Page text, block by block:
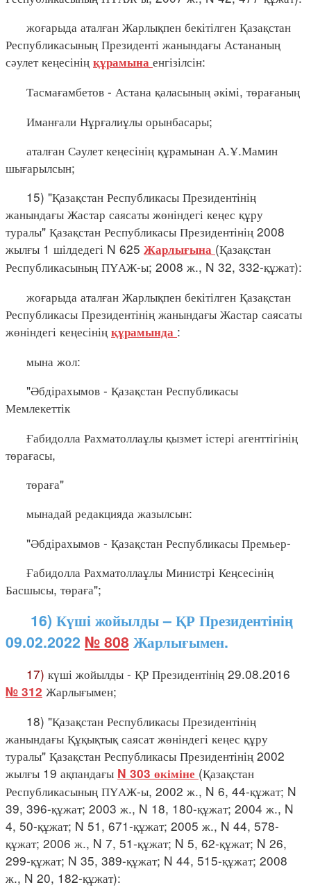
жоғарыда аталған Жарлықпен бекітілген Қазақстан
Республикасының Президенті жанындағы Астананың
сәулет кеңесінің құрамына енгізілсін:
Тасмағамбетов - Астана қаласының әкімі, төрағаның
Иманғали Нұрғалиұлы орынбасары;
аталған Сәулет кеңесінің құрамынан А.Ұ.Мамин
шығарылсын;
15) "Қазақстан Республикасы Президентінің
жанындағы Жастар саясаты жөніндегі кеңес құру
туралы" Қазақстан Республикасы Президентінің 2008
жылғы 1 шілдедегі N 625 Жарлығына (Қазақстан
Республикасының ПҮАЖ-ы; 2008 ж., N 32, 332-құжат):
жоғарыда аталған Жарлықпен бекітілген Қазақстан
Республикасы Президентінің жанындағы Жастар саясаты
жөніндегі кеңесінің құрамында :
мына жол:
"Әбдірахымов - Қазақстан Республикасы
Мемлекеттік
Ғабидолла Рахматоллаұлы қызмет істері агенттігінің
төрағасы,
төраға"
мынадай редакцияда жазылсын:
"Әбдірахымов - Қазақстан Республикасы Премьер-
Ғабидолла Рахматоллаұлы Министрі Кеңсесінің
Басшысы, төраға";
16) Күші жойылды – ҚР Президентінің
09.02.2022 № 808 Жарлығымен.
17) күші жойылды - ҚР Президентiнiң 29.08.2016
№ 312 Жарлығымен;
18) "Қазақстан Республикасы Президентінің
жанындағы Құқықтық саясат жөніндегі кеңес құру
туралы" Қазақстан Республикасы Президентінің 2002
жылғы 19 ақпандағы N 303 өкіміне (Қазақстан
Республикасының ПҮАЖ-ы, 2002 ж., N 6, 44-құжат; N
39, 396-құжат; 2003 ж., N 18, 180-құжат; 2004 ж., N
4, 50-құжат; N 51, 671-құжат; 2005 ж., N 44, 578-
құжат; 2006 ж., N 7, 51-құжат; N 5, 62-құжат; N 26,
299-құжат; N 35, 389-құжат; N 44, 515-құжат; 2008
ж., N 20, 182-құжат):